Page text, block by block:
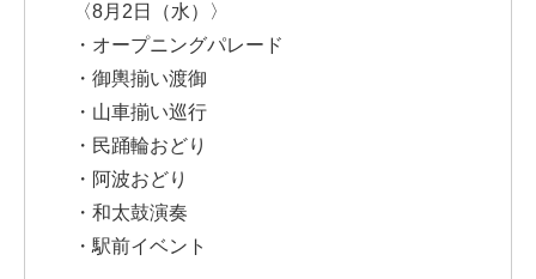
〈8月2日（水）〉
・オープニングパレード
・御輿揃い渡御
・山車揃い巡行
・民踊輪おどり
・阿波おどり
・和太鼓演奏
・駅前イベント